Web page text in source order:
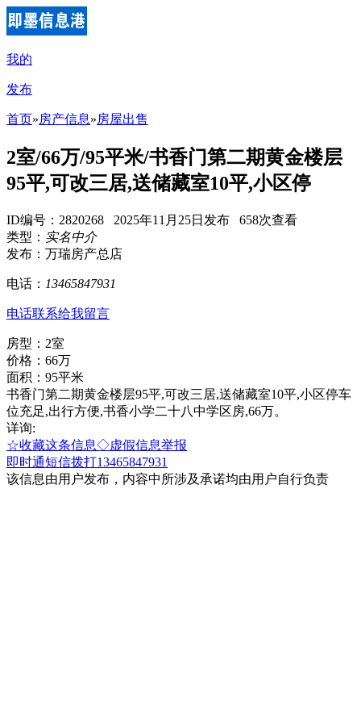
我的
发布
首页»房产信息»房屋出售
2室/66万/95平米/书香门第二期黄金楼层
95平,可改三居,送储藏室10平,小区停
ID编号：2820268 2025年11月25日发布 658次查看
类型： 实名中介
发布：万瑞房产总店
电话： 13465847931
电话联系给我留言
房型：2室
价格：66万
面积：95平米
书香门第二期黄金楼层95平,可改三居,送储藏室10平,小区停车
位充足,出行方便,书香小学二十八中学区房,66万。
详询:
☆收藏这条信息◇虚假信息举报
即时通短信拨打13465847931
该信息由用户发布，内容中所涉及承诺均由用户自行负责